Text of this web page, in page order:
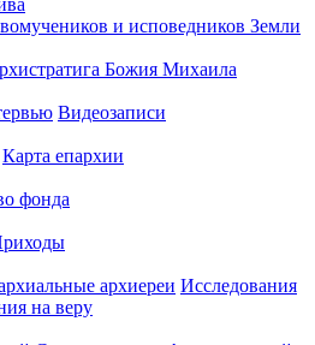
Видеозаписи
Карта епархии
фонда
архиереи Исследования
на веру